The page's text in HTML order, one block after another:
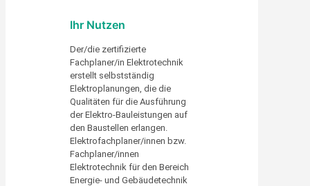
Ihr Nutzen
Der/die zertifizierte
Fachplaner/in Elektrotechnik
erstellt selbstständig
Elektroplanungen, die die
Qualitäten für die Ausführung
der Elektro-Bauleistungen auf
den Baustellen erlangen.
Elektrofachplaner/innen bzw.
Fachplaner/innen
Elektrotechnik für den Bereich
Energie- und Gebäudetechnik